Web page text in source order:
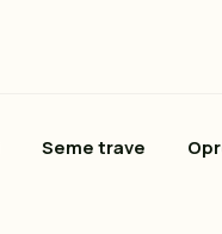
Seme trave